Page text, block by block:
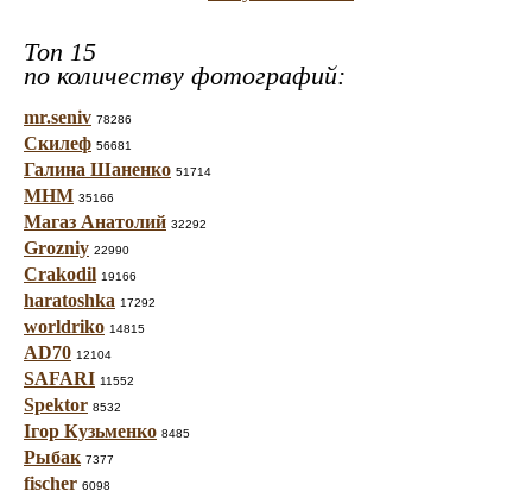
Топ 15
по количеству фотографий:
mr.seniv 78286
Скилеф 56681
Галина Шаненко 51714
МНМ 35166
Магаз Анатолий 32292
Grozniy 22990
Crakodil 19166
haratoshka 17292
worldriko 14815
AD70 12104
SAFARI 11552
Spektor 8532
Ігор Кузьменко 8485
Рыбак 7377
fischer 6098